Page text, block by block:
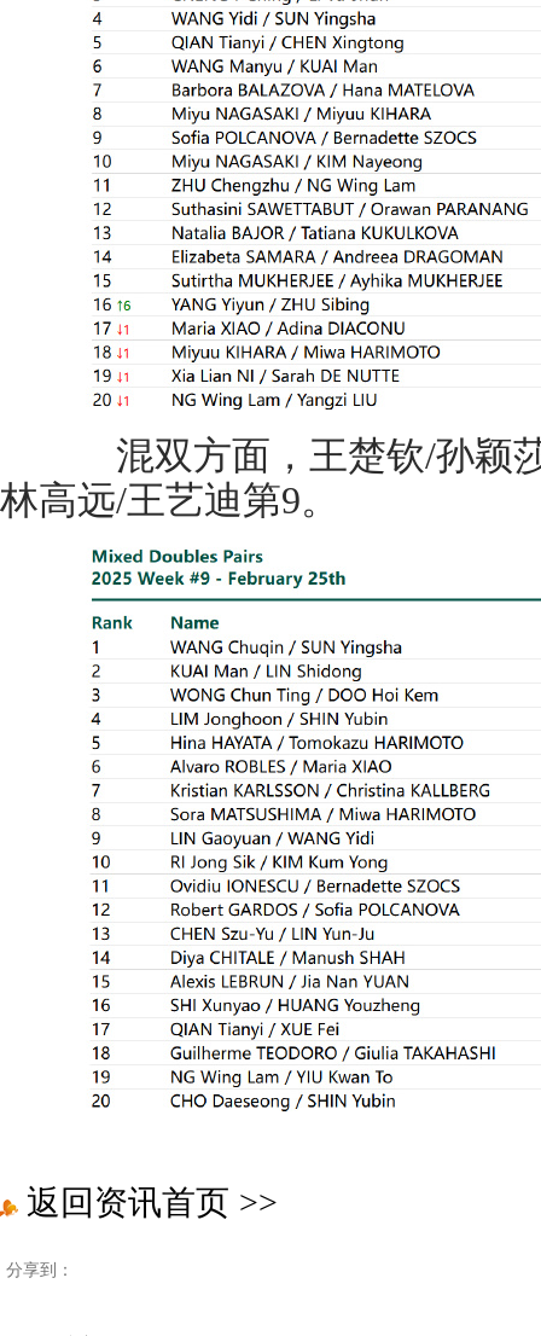
混双方面，王楚钦/孙颖莎
林高远/王艺迪第9。
返回资讯首页 >>
分享到：